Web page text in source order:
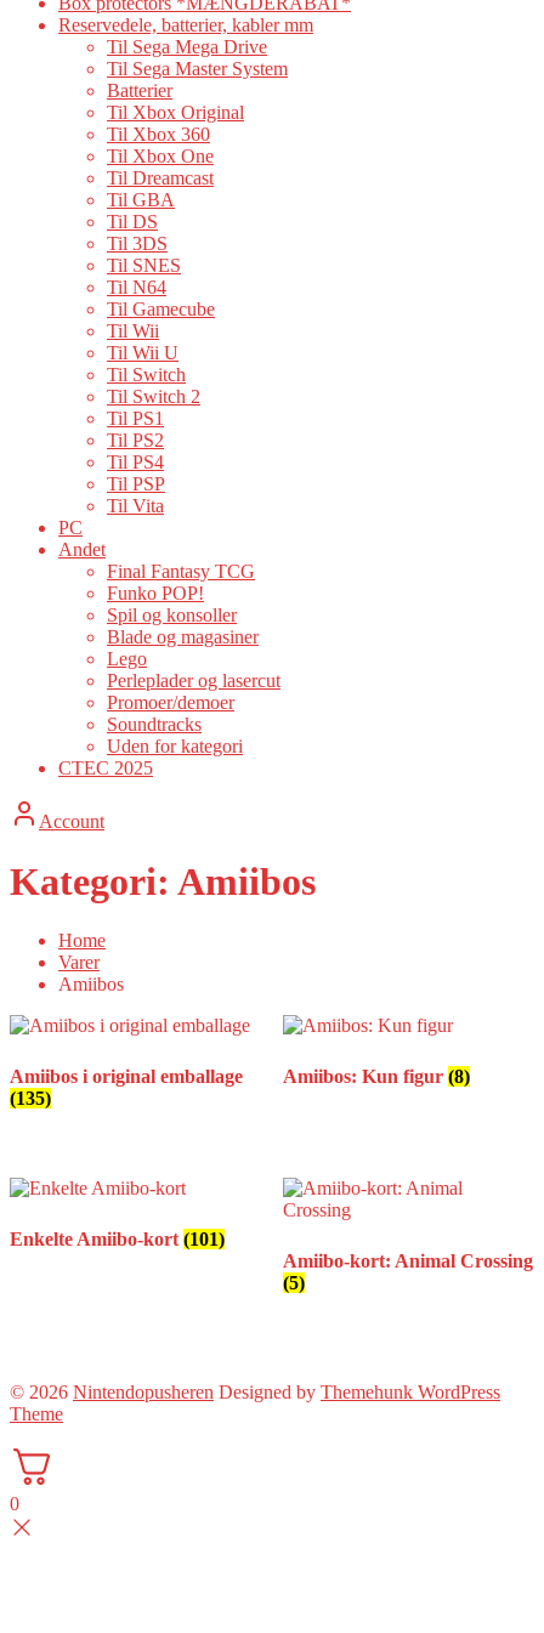
Reservedele, batterier, kabler mm
Til Sega Mega Drive
Til Sega Master System
Batterier
Til Xbox Original
Til Xbox 360
Til Xbox One
Til Dreamcast
Til GBA
Til DS
Til 3DS
Til SNES
Til N64
Til Gamecube
Til Wii
Til Wii U
Til Switch
Til Switch 2
Til PS1
Til PS2
Til PS4
Til PSP
Til Vita
PC
Andet
Final Fantasy TCG
Funko POP!
Spil og konsoller
Blade og magasiner
Lego
Perleplader og lasercut
Promoer/demoer
Soundtracks
Uden for kategori
CTEC 2025
Account
Kategori: Amiibos
Home
Varer
Amiibos
Amiibos i original emballage
(135)
Amiibos: Kun figur (8)
Enkelte Amiibo-kort (101)
Amiibo-kort: Animal Crossing
(5)
© 2026 Nintendopusheren Designed by Themehunk WordPress
Theme
0